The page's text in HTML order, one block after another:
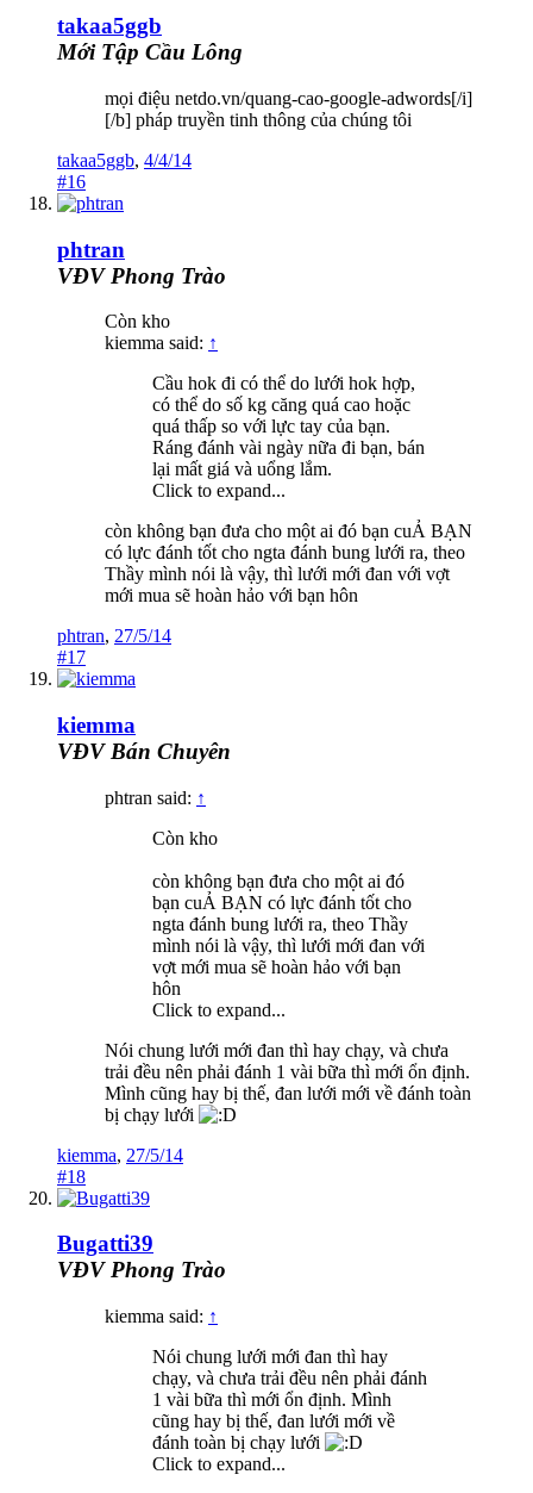
takaa5ggb
Mới Tập Cầu Lông
mọi điệu netdo.vn/quang-cao-google-adwords[/i]
[/b] pháp truyền tinh thông của chúng tôi
takaa5ggb, 4/4/14
#16
phtran
VĐV Phong Trào
Còn kho
kiemma said: ↑
Cầu hok đi có thể do lưới hok hợp,
có thể do số kg căng quá cao hoặc
quá thấp so với lực tay của bạn.
Ráng đánh vài ngày nữa đi bạn, bán
lại mất giá và uổng lắm.
Click to expand...
còn không bạn đưa cho một ai đó bạn cuẢ BẠN
có lực đánh tốt cho ngta đánh bung lưới ra, theo
Thầy mình nói là vậy, thì lưới mới đan với vợt
mới mua sẽ hoàn hảo với bạn hôn
phtran, 27/5/14
#17
kiemma
VĐV Bán Chuyên
phtran said: ↑
Còn kho
còn không bạn đưa cho một ai đó
bạn cuẢ BẠN có lực đánh tốt cho
ngta đánh bung lưới ra, theo Thầy
mình nói là vậy, thì lưới mới đan với
vợt mới mua sẽ hoàn hảo với bạn
hôn
Click to expand...
Nói chung lưới mới đan thì hay chạy, và chưa
trải đều nên phải đánh 1 vài bữa thì mới ổn định.
Mình cũng hay bị thế, đan lưới mới về đánh toàn
bị chạy lưới
kiemma, 27/5/14
#18
Bugatti39
VĐV Phong Trào
kiemma said: ↑
Nói chung lưới mới đan thì hay
chạy, và chưa trải đều nên phải đánh
1 vài bữa thì mới ổn định. Mình
cũng hay bị thế, đan lưới mới về
đánh toàn bị chạy lưới
Click to expand...